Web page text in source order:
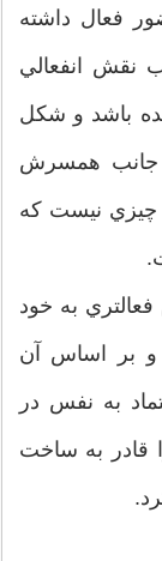
فعال داشته
نقش انفعالي
باشد و شكل
جانب همسرش
چيزي نيست كه
به خود
و بر اساس آن
به نفس در
قادر به ساخت